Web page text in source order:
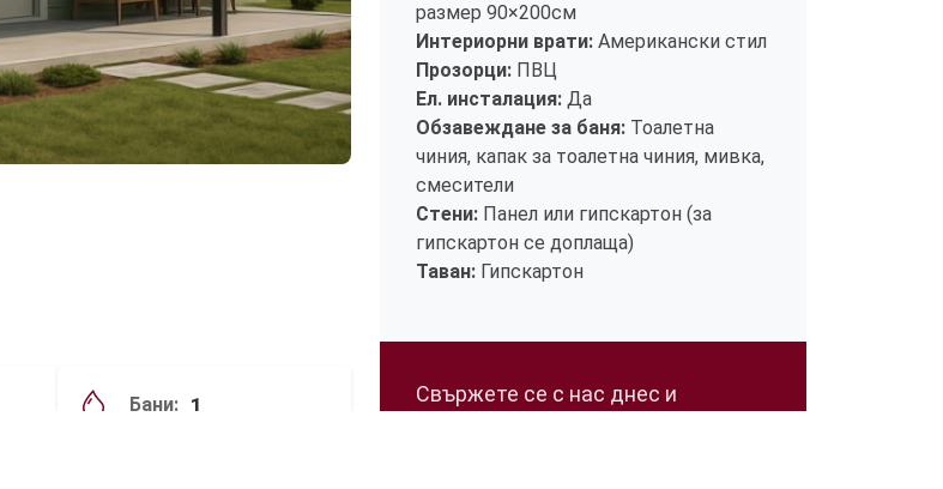
Бани: 1
размер 90×200см
Интериорни врати: Американски стил
Прозорци: ПВЦ
Ел. инсталация: Да
Обзавеждане за баня: Тоалетна
чиния, капак за тоалетна чиния, мивка,
смесители
Стени: Панел или гипскартон (за
гипскартон се доплаща)
Таван: Гипскартон
Свържете се с нас днес и